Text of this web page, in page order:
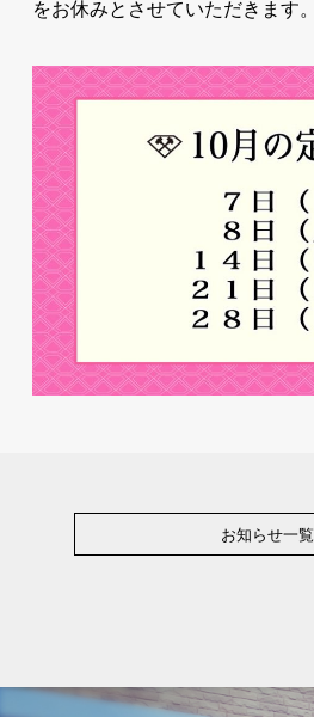
をお休みとさせていただきます。
お知らせ一覧